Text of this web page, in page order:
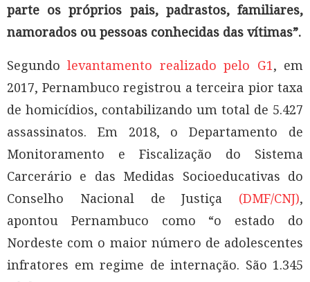
parte os próprios pais, padrastos, familiares,
namorados ou pessoas conhecidas das vítimas”.
Segundolevantamento realizado pelo G1 , em
2017, Pernambuco registrou a terceira pior taxa
de homicídios, contabilizando um total de 5.427
assassinatos. Em 2018, o Departamento de
Monitoramento e Fiscalização do Sistema
Carcerário e das Medidas Socioeducativas do
Conselho Nacional de Justiça (DMF/CNJ),
apontou Pernambuco como “o estado do
Nordeste com o maior número de adolescentes
infratores em regime de internação. São 1.345